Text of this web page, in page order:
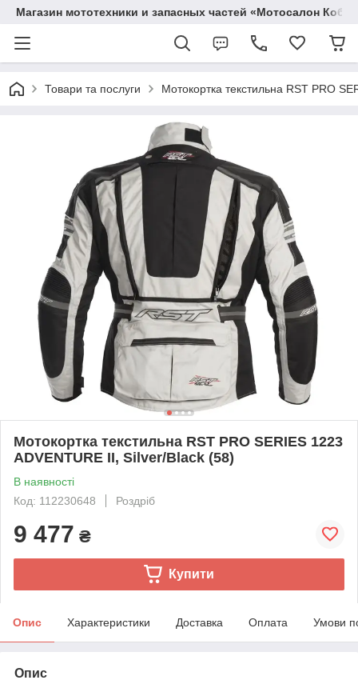
Магазин мототехники и запасных частей «Мотосалон
Товари та послуги Мотокортка текстильна RST PRO
Мотокортка текстильна RST PRO SERIES 1223
ADVENTURE II, Silver/Black (58)
В наявності
Код: 112230648
Роздріб
9 477 ₴
Купити
Опис Характеристики Доставка Оплата Умови
Опис